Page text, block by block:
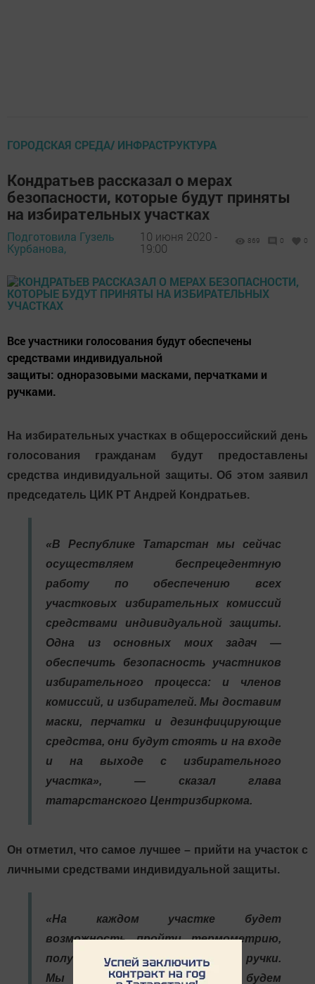
ГОРОДСКАЯ СРЕДА/ ИНФРАСТРУКТУРА
Кондратьев рассказал о мерах
безопасности, которые будут приняты
на избирательных участках
Подготовила Гузель
Курбанова,
10 июня 2020 -
19:00
869 0 0
Все участники голосования будут обеспечены
средствами индивидуальной
защиты: одноразовыми масками, перчатками и
ручками.
На избирательных участках в общероссийский день
голосования гражданам будут предоставлены
средства индивидуальной защиты. Об этом заявил
председатель ЦИК РТ Андрей Кондратьев.
«В Республике Татарстан мы сейчас
осуществляем беспрецедентную
работу по обеспечению всех
участковых избирательных комиссий
средствами индивидуальной защиты.
Одна из основных моих задач —
обеспечить безопасность участников
избирательного процесса: и членов
комиссий, и избирателей. Мы доставим
маски, перчатки и дезинфицирующие
средства, они будут стоять и на входе
и на выходе с избирательного
участка», — сказал глава
татарстанского Центризбиркома.
Он отметил, что самое лучшее – прийти на участок с
личными средствами индивидуальной защиты.
«На каждом участке будет
возможность пройти термометрию,
получить перчатки, маски и ручки.
Мы абсолютно не будем